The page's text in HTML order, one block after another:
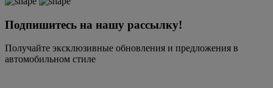
Подпишитесь на нашу рассылку!
Получайте эксклюзивные обновления и предложения в
автомобильном стиле